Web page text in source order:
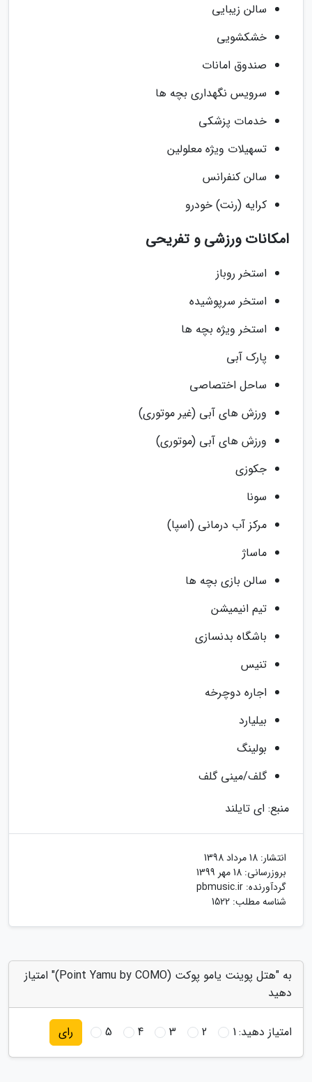
سالن زیبایی
خشکشویی
صندوق امانات
سرویس نگهداری بچه ها
خدمات پزشکی
تسهیلات ویژه معلولین
سالن کنفرانس
کرایه (رنت) خودرو
امکانات ورزشی و تفریحی
استخر روباز
استخر سرپوشیده
استخر ویژه بچه ها
پارک آبی
ساحل اختصاصی
ورزش های آبی (غیر موتوری)
ورزش های آبی (موتوری)
جکوزی
سونا
مرکز آب درمانی (اسپا)
ماساژ
سالن بازی بچه ها
تیم انیمیشن
باشگاه بدنسازی
تنیس
اجاره دوچرخه
بیلیارد
بولینگ
گلف/مینی گلف
منبع: ای تایلند
انتشار: 18 مرداد 1398
بروزرسانی: 18 مهر 1399
گردآورنده: pbmusic.ir
شناسه مطلب: 1522
به "هتل پوینت یامو پوکت (Point Yamu by COMO)" امتیاز
دهید
امتیاز دهید:1
2
3
4
5 رای